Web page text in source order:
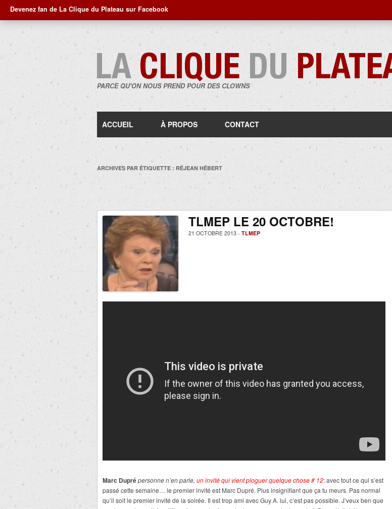
Devenez fan de La Clique du Plateau sur Facebook
PARCE QU'ON NOUS PREND POUR DES CLOWNS
au
ACCUEIL À PROPOS CONTACT
ARCHIVES PAR ÉTIQUETTE : RÉJEAN HÉBERT
TLMEP LE 20 OCTOBRE!
21 OCTOBRE 2013 - TLMEP
Marc Duprépersonne n’en parle, un invité qui vient ploguer quelque chose # 12: avec tout ce qui s’est
passé cette semaine… le premier invité est Marc Dupré. Plus insignifiant que ça tu meurs. Pas normal
qu’il soit le premier invité de la soirée. Il est trop ami avec Guy A. lui, c’est pas possible. J’veux ben que